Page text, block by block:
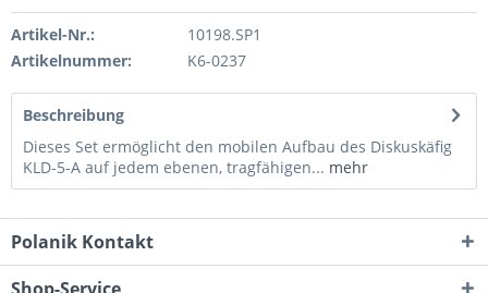
Artikel-Nr.:
10198.SP1
Artikelnummer:
K6-0237
Beschreibung
Dieses Set ermöglicht den mobilen Aufbau des Diskuskäfig
KLD-5-A auf jedem ebenen, tragfähigen... mehr
Polanik Kontakt